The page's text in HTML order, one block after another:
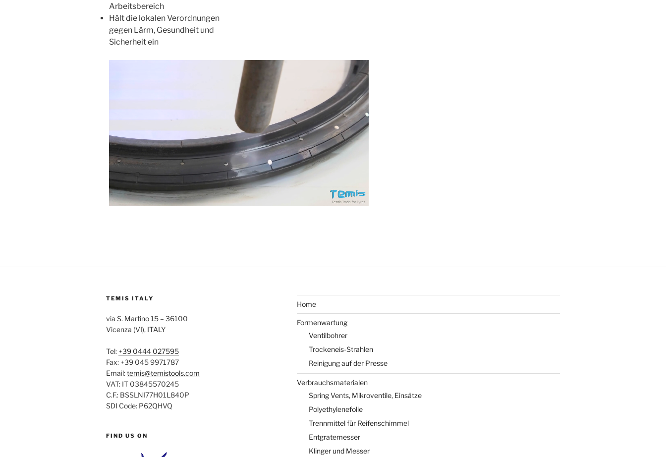
Arbeitsbereich
Hält die lokalen Verordnungen
gegen Lärm, Gesundheit und
Sicherheit ein
TEMIS ITALY
via S. Martino 15 – 36100
Vicenza (VI), ITALY
Tel: +39 0444 027595
Fax: +39 045 9971787
Email:temis@temistools.com
VAT: IT 03845570245
C.F.: BSSLNI77H01L840P
SDI Code: P62QHVQ
FIND US ON
Home
Formenwartung
Ventilbohrer
Trockeneis-Strahlen
Reinigung auf der Presse
Verbrauchsmaterialen
Spring Vents, Mikroventile, Einsätze
Polyethylenefolie
Trennmittel für Reifenschimmel
Entgratemesser
Klinger und Messer